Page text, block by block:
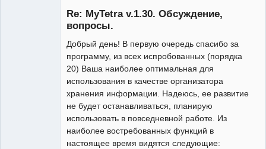
Re: MyTetra v.1.30. Обсуждение,
вопросы.
Добрый день! В первую очередь спасибо за
программу, из всех испробованных (порядка
20) Ваша наиболее оптимальная для
использования в качестве организатора
хранения информации. Надеюсь, ее развитие
не будет останавливаться, планирую
использовать в повседневной работе. Из
наиболее востребованных функций в
настоящее время видятся следующие: